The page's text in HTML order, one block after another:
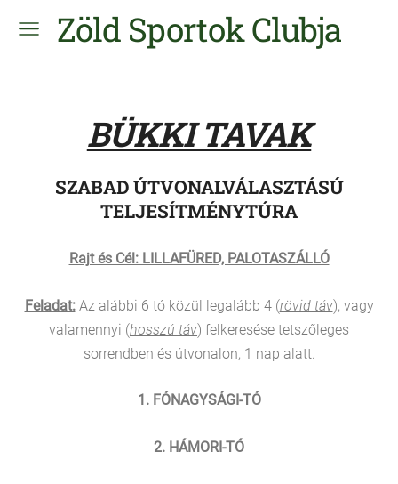
Zöld Sportok Clubja
BÜKKI TAVAK
SZABAD ÚTVONALVÁLASZTÁSÚ
TELJESÍTMÉNYTÚRA
Rajt és Cél: LILLAFÜRED, PALOTASZÁLLÓ
Feladat:Az alábbi 6 tó közül legalább 4 (rövid táv), vagy
valamennyi (hosszú táv) felkeresése tetszőleges
sorrendben és útvonalon, 1 nap alatt.
1. FÓNAGYSÁGI-TÓ
2. HÁMORI-TÓ